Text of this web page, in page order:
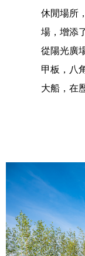
休閒場所
場，增添
從陽光廣
甲板，八
大船，在